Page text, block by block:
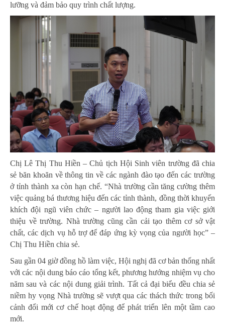
lưỡng và đảm bảo quy trình chất lượng.
Chị Lê Thị Thu Hiền – Chủ tịch Hội Sinh viên trường đã chia
sẻ băn khoăn về thông tin về các ngành đào tạo đến các trường
ở tỉnh thành xa còn hạn chế. “Nhà trường cần tăng cường thêm
việc quảng bá thương hiệu đến các tỉnh thành, đồng thời khuyến
khích đội ngũ viên chức – người lao động tham gia việc giới
thiệu về trường. Nhà trường cũng cần cải tạo thêm cơ sở vật
chất, các dịch vụ hỗ trợ để đáp ứng kỳ vọng của người học” –
Chị Thu Hiền chia sẻ.
Sau gần 04 giờ đồng hồ làm việc, Hội nghị đã cơ bản thống nhất
với các nội dung báo cáo tổng kết, phương hướng nhiệm vụ cho
năm sau và các nội dung giải trình. Tất cả đại biểu đều chia sẻ
niềm hy vọng Nhà trường sẽ vượt qua các thách thức trong bối
cảnh đổi mới cơ chế hoạt động để phát triển lên một tầm cao
mới.